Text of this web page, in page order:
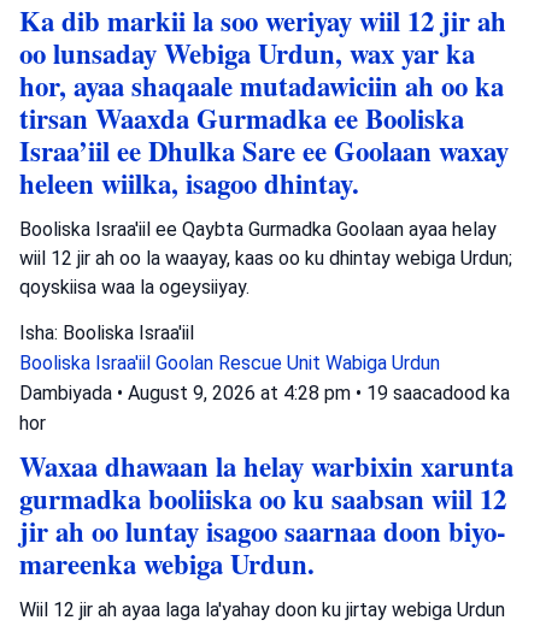
Ka dib markii la soo weriyay wiil 12 jir ah
oo lunsaday Webiga Urdun, wax yar ka
hor, ayaa shaqaale mutadawiciin ah oo ka
tirsan Waaxda Gurmadka ee Booliska
Israa’iil ee Dhulka Sare ee Goolaan waxay
heleen wiilka, isagoo dhintay.
Booliska Israa'iil ee Qaybta Gurmadka Goolaan ayaa helay
wiil 12 jir ah oo la waayay, kaas oo ku dhintay webiga Urdun;
qoyskiisa waa la ogeysiiyay.
Isha: Booliska Israa'iil
Booliska Israa'iil Goolan Rescue Unit Wabiga Urdun
Dambiyada • August 9, 2026 at 4:28 pm • 19 saacadood ka
hor
Waxaa dhawaan la helay warbixin xarunta
gurmadka booliiska oo ku saabsan wiil 12
jir ah oo luntay isagoo saarnaa doon biyo-
mareenka webiga Urdun.
Wiil 12 jir ah ayaa laga la'yahay doon ku jirtay webiga Urdun